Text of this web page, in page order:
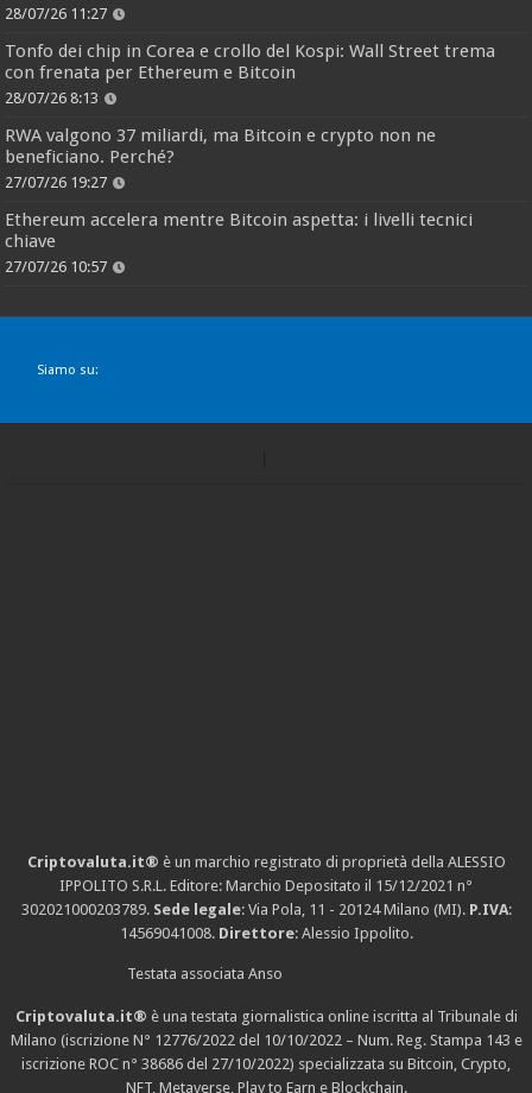
28/07/26 11:27
Tonfo dei chip in Corea e crollo del Kospi: Wall Street trema
con frenata per Ethereum e Bitcoin
28/07/26 8:13
RWA valgono 37 miliardi, ma Bitcoin e crypto non ne
beneficiano. Perché?
27/07/26 19:27
Ethereum accelera mentre Bitcoin aspetta: i livelli tecnici
chiave
27/07/26 10:57
Siamo su:
Criptovaluta.it® è un marchio registrato di proprietà della ALESSIO
IPPOLITO S.R.L. Editore: Marchio Depositato il 15/12/2021 n°
302021000203789. Sede legale: Via Pola, 11 - 20124 Milano (MI). P.IVA:
14569041008. Direttore: Alessio Ippolito.
Testata associata Anso
Criptovaluta.it® è una testata giornalistica online iscritta al Tribunale di
Milano (iscrizione N° 12776/2022 del 10/10/2022 – Num. Reg. Stampa 143 e
iscrizione ROC n° 38686 del 27/10/2022) specializzata su Bitcoin, Crypto,
NFT, Metaverse, Play to Earn e Blockchain.